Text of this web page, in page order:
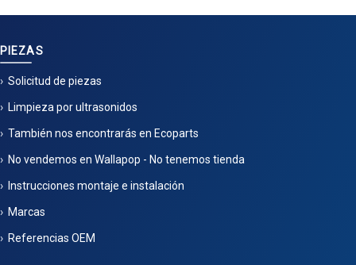
PIEZAS
Solicitud de piezas
Limpieza por ultrasonidos
También nos encontrarás en Ecoparts
No vendemos en Wallapop - No tenemos tienda
Instrucciones montaje e instalación
Marcas
Referencias OEM